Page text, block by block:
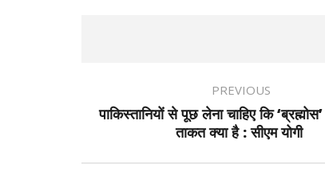
PREVIOUS
पाकिस्तानियों से पूछ लेना चाहिए कि
ताकत क्या है : सीएम योगी